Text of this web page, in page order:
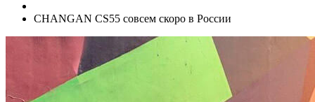
CHANGAN CS55 совсем скоро в России